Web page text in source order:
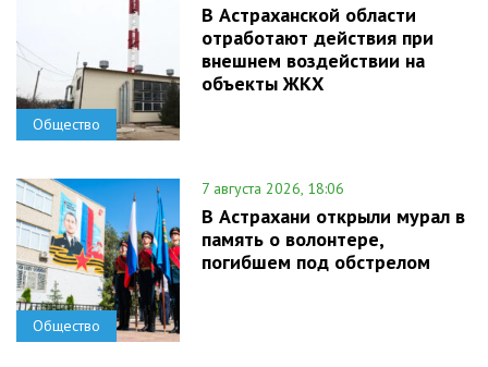
Общество
В Астраханской области
отработают действия при
внешнем воздействии на
объекты ЖКХ
Общество
7 августа 2026, 18:06
В Астрахани открыли мурал в
память о волонтере,
погибшем под обстрелом